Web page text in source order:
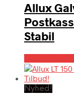
Allux
Stabil
Nyhed!